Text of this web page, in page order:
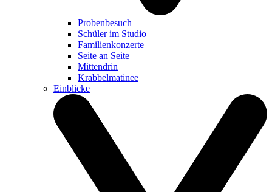
Probenbesuch
Schüler im Studio
Familienkonzerte
Seite an Seite
Mittendrin
Krabbelmatinee
Einblicke